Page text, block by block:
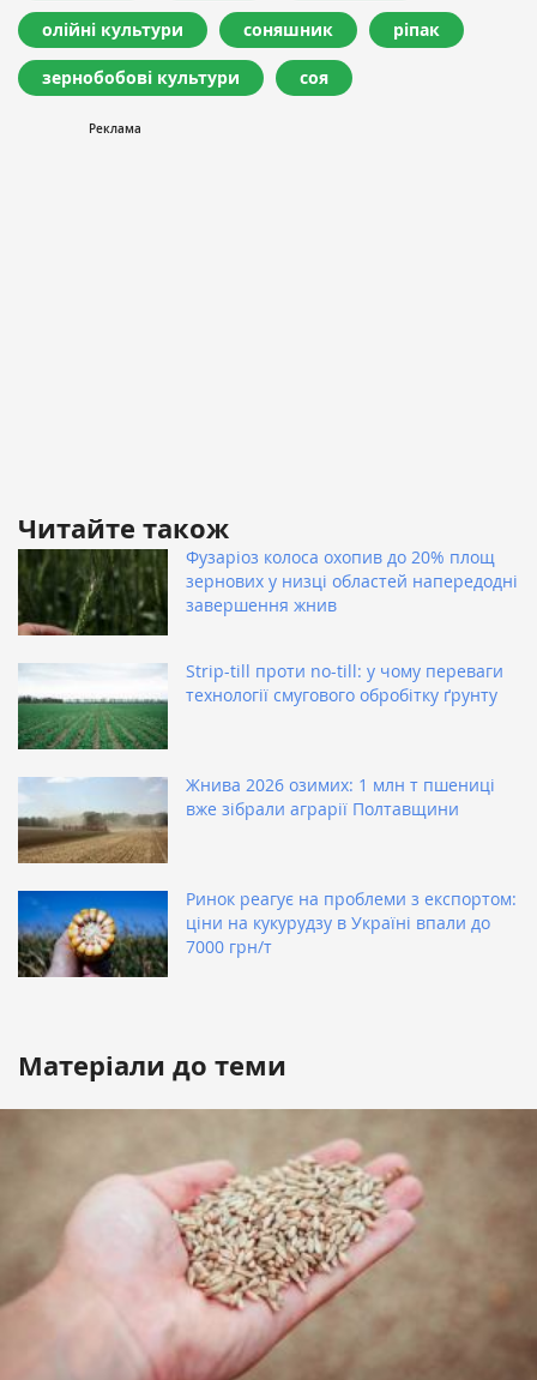
олійні культури соняшник ріпак
зернобобові культури соя
Читайте також
Фузаріоз колоса охопив до 20% площ
зернових у низці областей напередодні
завершення жнив
Strip-till проти no-till: у чому переваги
технології смугового обробітку ґрунту
Жнива 2026 озимих: 1 млн т пшениці
вже зібрали аграрії Полтавщини
Ринок реагує на проблеми з експортом:
ціни на кукурудзу в Україні впали до
7000 грн/т
Матеріали до теми